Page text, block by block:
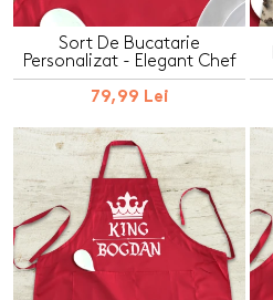
Sort De Bucatarie
Personalizat - Elegant Chef
79,99 Lei